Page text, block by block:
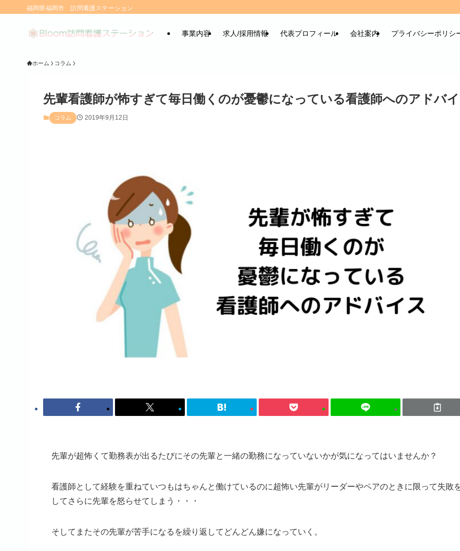
福岡県福岡市 訪問看護ステーション
事業内容 求人/採用情報 代表プロフィール 会社案内 プライバシーポリシ
ホーム コラム
先輩看護師が怖すぎて毎日働くのが憂鬱になっている看護師へのアドバ
コラム 2019年9月12日
先輩が超怖くて勤務表が出るたびにその先輩と一緒の勤務になっていないかが気になってはいませんか？
看護師として経験を重ねていつもはちゃんと働けているのに超怖い先輩がリーダーやペアのときに限って失敗
してさらに先輩を怒らせてしまう・・・
そしてまたその先輩が苦手になるを繰り返してどんどん嫌になっていく。